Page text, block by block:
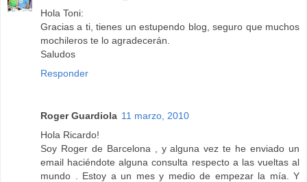
Hola Toni:
Gracias a ti, tienes un estupendo blog, seguro que muchos
mochileros te lo agradecerán.
Saludos
Responder
Roger Guardiola 11 marzo, 2010
Hola Ricardo!
Soy Roger de Barcelona , y alguna vez te he enviado un
email haciéndote alguna consulta respecto a las vueltas al
mundo . Estoy a un mes y medio de empezar la mía. Y